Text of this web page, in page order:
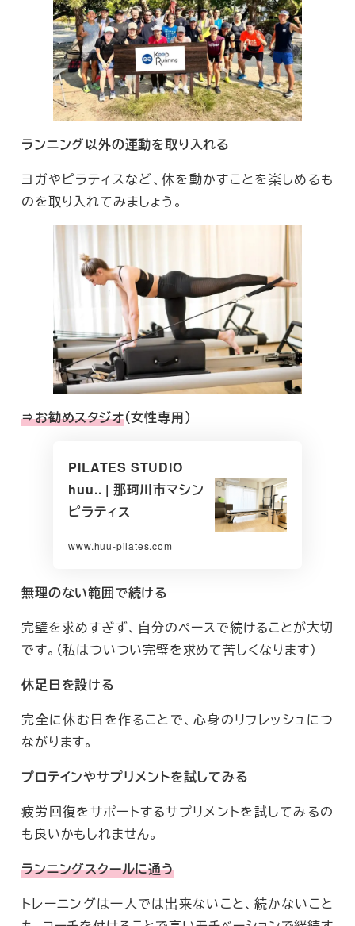
ランニング以外の運動を取り入れる
ヨガやピラティスなど、体を動かすことを楽しめるも
のを取り入れてみましょう。
⇒お勧めスタジオ（女性専用）
PILATES STUDIO
huu.. | 那珂川市マシン
ピラティス
www.huu-pilates.com
無理のない範囲で続ける
完璧を求めすぎず、自分のペースで続けることが大切
です。（私はついつい完璧を求めて苦しくなります）
休足日を設ける
完全に休む日を作ることで、心身のリフレッシュにつ
ながります。
プロテインやサプリメントを試してみる
疲労回復をサポートするサプリメントを試してみるの
も良いかもしれません。
ランニングスクールに通う
トレーニングは一人では出来ないこと、続かないこと